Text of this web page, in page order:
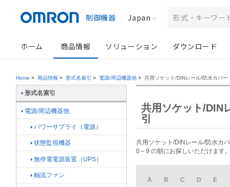
制御機器 Japan
ホーム 商品情報 ソリューション ダウンロード
Home > 商品情報 > 形式名索引 > 電源/周辺機器他 > 共用ソケット/DINレール/防水カバー
共用ソケット/DIN
引
共用ソケット/DINレール/防水カ
0～9 の順にお探しいただけます
A B C D E
形式名索引
電源/周辺機器他
パワーサプライ（電源）
状態監視機器
無停電電源装置（UPS）
軸流ファン